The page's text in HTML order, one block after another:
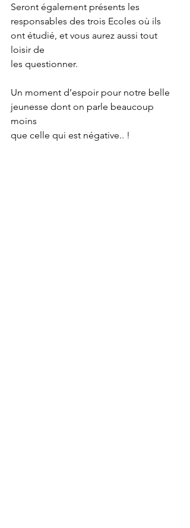
Seront également présents les
responsables des trois Ecoles où ils
ont étudié, et vous aurez aussi tout
loisir de
les questionner.
Un moment d’espoir pour notre belle
jeunesse dont on parle beaucoup
moins
que celle qui est négative.. !